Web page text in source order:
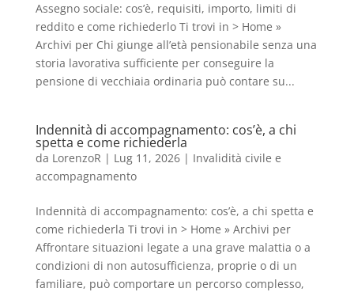
Assegno sociale: cos’è, requisiti, importo, limiti di
reddito e come richiederlo Ti trovi in > Home »
Archivi per Chi giunge all’età pensionabile senza una
storia lavorativa sufficiente per conseguire la
pensione di vecchiaia ordinaria può contare su...
Indennità di accompagnamento: cos’è, a chi
spetta e come richiederla
da LorenzoR | Lug 11, 2026| Invalidità civile e
accompagnamento
Indennità di accompagnamento: cos’è, a chi spetta e
come richiederla Ti trovi in > Home » Archivi per
Affrontare situazioni legate a una grave malattia o a
condizioni di non autosufficienza, proprie o di un
familiare, può comportare un percorso complesso,